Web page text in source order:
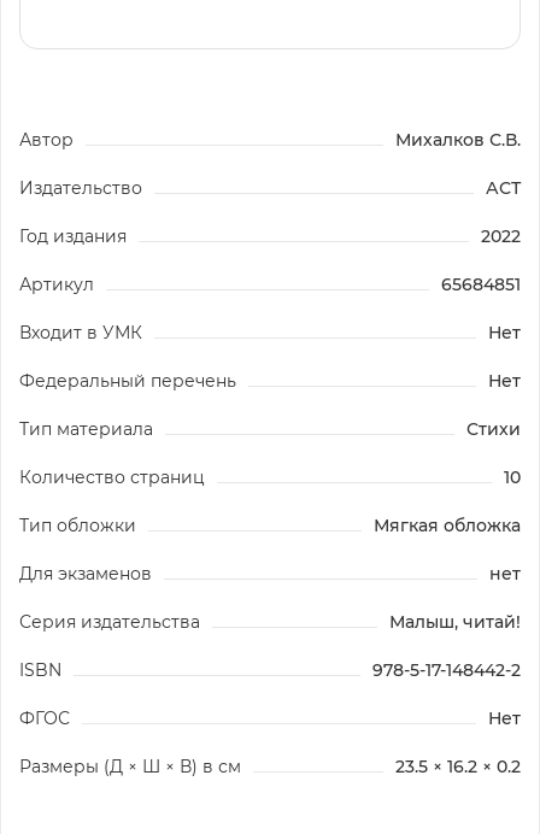
Автор Михалков С.В.
Издательство АСТ
Год издания 2022
Артикул 65684851
Входит в УМК Нет
Федеральный перечень Нет
Тип материала Стихи
Количество страниц 10
Тип обложки Мягкая обложка
Для экзаменов нет
Серия издательства Малыш, читай!
ISBN 978-5-17-148442-2
ФГОС Нет
Размеры (Д × Ш × В) в см 23.5 × 16.2 × 0.2